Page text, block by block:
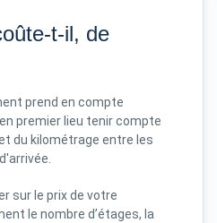
t-il, de
prend en compte
premier lieu tenir compte
du kilométrage entre les
sur le prix de votre
le nombre d’étages, la